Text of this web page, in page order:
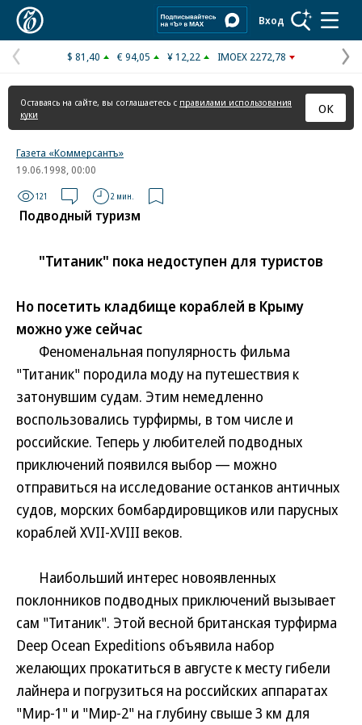
Вход
Предыдущая
страница
$ 81,40 € 94,05 ¥ 12,22 IMOEX 2272,78
Оставаясь на сайте, вы соглашаетесь с правилами использования
куки
ОК
Газета «Коммерсантъ»
19.06.1998, 00:00
121 2 мин.
Подводный туризм
"Титаник" пока недоступен для туристов
Но посетить кладбище кораблей в Крыму
можно уже сейчас
Феноменальная популярность фильма
"Титаник" породила моду на путешествия к
затонувшим судам. Этим немедленно
воспользовались турфирмы, в том числе и
российские. Теперь у любителей подводных
приключений появился выбор — можно
отправиться на исследование останков античных
судов, морских бомбардировщиков или парусных
кораблей XVII-XVIII веков.
Наибольший интерес новоявленных
поклонников подводных приключений вызывает
сам "Титаник". Этой весной британская турфирма
Deep Ocean Expeditions объявила набор
желающих прокатиться в августе к месту гибели
лайнера и погрузиться на российских аппаратах
"Мир-1" и "Мир-2" на глубину свыше 3 км для